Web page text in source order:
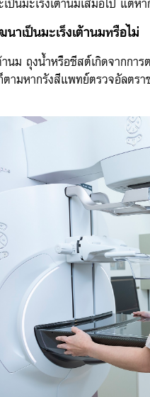
าเป็นมะเร็งเต้านมหรือไม่
านม ถุงน้ำหรือซีสต์เกิดจากก
ตามหากรังสีแพทย์ตรวจอัล